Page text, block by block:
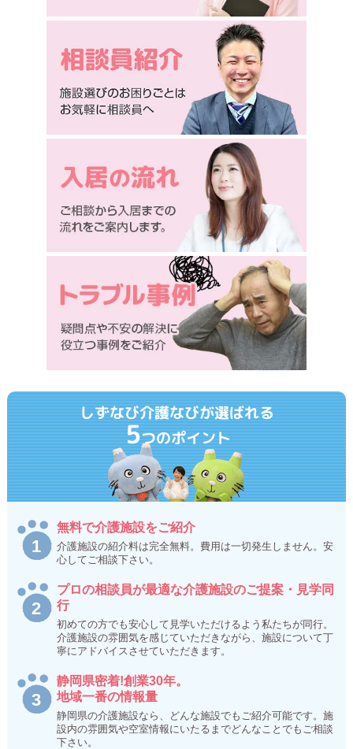
しずなび介護なびが選ばれる
5つのポイント
無料で介護施設をご紹介
介護施設の紹介料は完全無料。費用は一切発生しません。安
心してご相談下さい。
プロの相談員が最適な介護施設のご提案・見学同
行
初めての方でも安心して見学いただけるよう私たちが同行。
介護施設の雰囲気を感じていただきながら、施設について丁
寧にアドバイスさせていただきます。
静岡県密着!創業30年。
地域一番の情報量
静岡県の介護施設なら、どんな施設でもご紹介可能です。施
設内の雰囲気や空室情報にいたるまでどんなことでもご相談
下さい。